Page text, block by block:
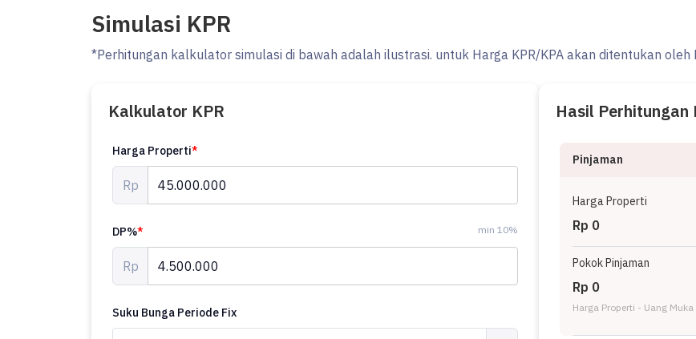
Simulasi KPR
*Perhitungan kalkulator simulasi di bawah adalah ilustrasi. untuk Harga KPR/KPA akan ditentukan oleh
Kalkulator KPR
Harga Properti*
Rp
DP%* min 10%
Rp
Suku Bunga Periode Fix
Hasil Perhitungan
Pinjaman
Harga Properti
Rp 0
Pokok Pinjaman
Rp 0
Harga Properti - Uang Muka